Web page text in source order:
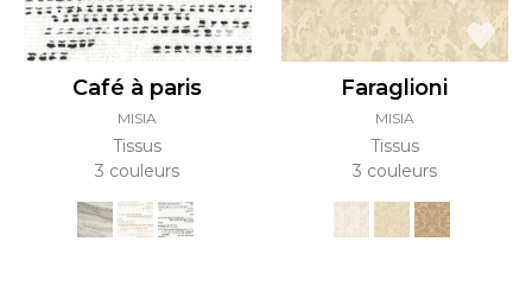
Café à paris
MISIA
Tissus
3 couleurs
Faraglioni
MISIA
Tissus
3 couleurs